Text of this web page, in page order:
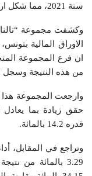
سنة 2021، مما شكل ارتفاعا بنسبة 17.34 بالمائة.
وكشفت مجموعة
الاوراق المالية
من هذه النتيجة وسجل
وارجعت المجموعة هذا
قدره 14.2 بالمائة.
وتراجع في المقابل،